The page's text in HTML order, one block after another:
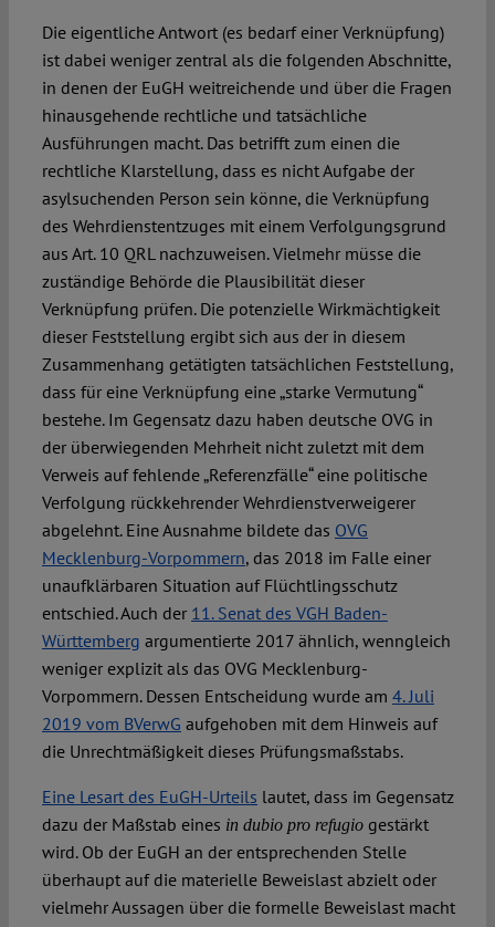
Die eigentliche Antwort (es bedarf einer Verknüpfung)
ist dabei weniger zentral als die folgenden Abschnitte,
in denen der EuGH weitreichende und über die Fragen
hinausgehende rechtliche und tatsächliche
Ausführungen macht. Das betrifft zum einen die
rechtliche Klarstellung, dass es nicht Aufgabe der
asylsuchenden Person sein könne, die Verknüpfung
des Wehrdienstentzuges mit einem Verfolgungsgrund
aus Art. 10 QRL nachzuweisen. Vielmehr müsse die
zuständige Behörde die Plausibilität dieser
Verknüpfung prüfen. Die potenzielle Wirkmächtigkeit
dieser Feststellung ergibt sich aus der in diesem
Zusammenhang getätigten tatsächlichen Feststellung,
dass für eine Verknüpfung eine „starke Vermutung“
bestehe. Im Gegensatz dazu haben deutsche OVG in
der überwiegenden Mehrheit nicht zuletzt mit dem
Verweis auf fehlende „Referenzfälle“ eine politische
Verfolgung rückkehrender Wehrdienstverweigerer
abgelehnt. Eine Ausnahme bildete das OVG
Mecklenburg-Vorpommern, das 2018 im Falle einer
unaufklärbaren Situation auf Flüchtlingsschutz
entschied. Auch der 11. Senat des VGH Baden-
Württemberg argumentierte 2017 ähnlich, wenngleich
weniger explizit als das OVG Mecklenburg-
Vorpommern. Dessen Entscheidung wurde am 4. Juli
2019 vom BVerwG aufgehoben mit dem Hinweis auf
die Unrechtmäßigkeit dieses Prüfungsmaßstabs.
Eine Lesart des EuGH-Urteils lautet, dass im Gegensatz
dazu der Maßstab eines in dubio pro refugio gestärkt
wird. Ob der EuGH an der entsprechenden Stelle
überhaupt auf die materielle Beweislast abzielt oder
vielmehr Aussagen über die formelle Beweislast macht